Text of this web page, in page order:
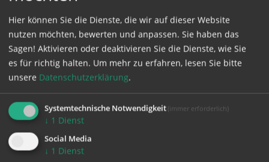
Bitte melden Sie sich mit Ihrem Benutzernamen
und Passwort an.
Benutzername
Passwort
Hier können Sie die Dienste, die wir auf dieser Website
nutzen möchten, bewerten und anpassen. Sie haben das
Sagen! Aktivieren oder deaktivieren Sie die Dienste, wie Sie
es für richtig halten. Um mehr zu erfahren, lesen Sie bitte
unsere Datenschutzerklärung.
Systemtechnische Notwendigkeit (immer erforderlich)
↓ 1 Dienst
Social Media
↓ 1 Dienst